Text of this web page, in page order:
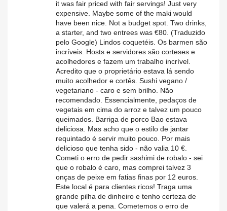
it was fair priced with fair servings! Just very
expensive. Maybe some of the maki would
have been nice. Not a budget spot. Two drinks,
a starter, and two entrees was €80. (Traduzido
pelo Google) Lindos coquetéis. Os barmen são
incríveis. Hosts e servidores são corteses e
acolhedores e fazem um trabalho incrível.
Acredito que o proprietário estava lá sendo
muito acolhedor e cortês. Sushi vegano /
vegetariano - caro e sem brilho. Não
recomendado. Essencialmente, pedaços de
vegetais em cima do arroz e talvez um pouco
queimados. Barriga de porco Bao estava
deliciosa. Mas acho que o estilo de jantar
requintado é servir muito pouco. Por mais
delicioso que tenha sido - não valia 10 €.
Cometi o erro de pedir sashimi de robalo - sei
que o robalo é caro, mas comprei talvez 3
onças de peixe em fatias finas por 12 euros.
Este local é para clientes ricos! Traga uma
grande pilha de dinheiro e tenho certeza de
que valerá a pena. Cometemos o erro de